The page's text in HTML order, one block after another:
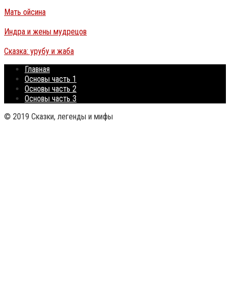
Мать ойсина
Индра и жены мудрецов
Сказка: урубу и жаба
Главная
Основы часть 1
Основы часть 2
Основы часть 3
© 2019 Сказки, легенды и мифы